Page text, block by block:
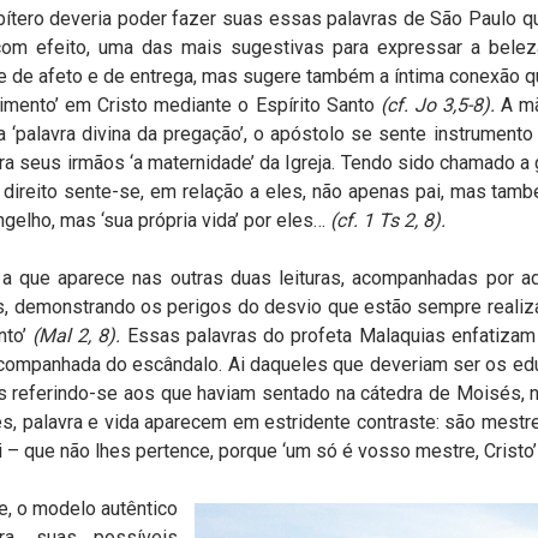
deveria poder fazer suas essas palavras de São Paulo
efeito, uma das mais sugestivas para expressar a
de afeto e de entrega, mas sugere também a íntima
em Cristo mediante o Espírito Santo (cf. Jo 3,5-8). A
‘palavra divina da pregação’, o apóstolo se sente
seus irmãos ‘a maternidade’ da Igreja. Tendo sido
sente-se, em relação a eles, não apenas pai, mas
mas ‘sua própria vida’ por eles… (cf. 1 Ts 2, 8).
aparece nas outras duas leituras, acompanhadas por
demonstrando os perigos do desvio que estão sempre
(Mal 2, 8). Essas palavras do profeta Malaquias
do escândalo. Ai daqueles que deveriam ser os
se aos que haviam sentado na cátedra de Moisés,
palavra e vida aparecem em estridente contraste: são
que não lhes pertence, porque ‘um só é vosso mestre,
o modelo autêntico